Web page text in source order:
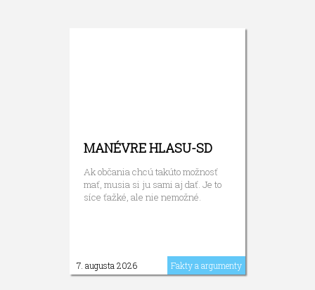
MANÉVRE HLASU-SD
Ak občania chcú takúto možnosť
mať, musia si ju sami aj dať. Je to
síce ťažké, ale nie nemožné.
7. augusta 2026 Fakty a argumenty